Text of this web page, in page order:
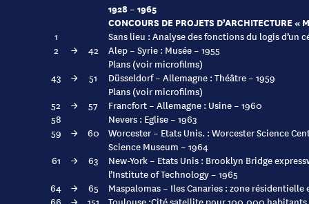
1928 – 1965
CONCOURS DE PROJETS D’ARCHITECTURE «
1
Sans lieu : Analyse des fonctions du logis d’un
2
→ 42
Alep – Syrie : Musée – 1955
Plans (voir microfilms)
43
→ 51
Düsseldorf – Allemagne : Théâtre – 1959
Plans (voir microfilms)
52
→ 57
Francfort – Allemagne : Usine – 1960
58
Nevers : Eglise – 1963
59
→ 60
Worcester – Etats Unis. : Worcester Science
Science Museum – 1964
61
→ 63
New-York – Etats Unis : Brooklyn Bridge
l’Institute of Technology – 1965
64
→ 65
Maspalomas – Iles Canaries : zone
66
→ 151
Toulouse :Cité satellite pour 100.000 habitants